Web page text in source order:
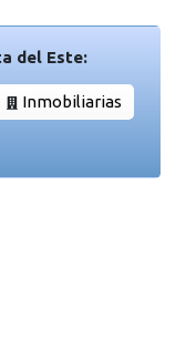
del Este:
Inmobiliarias